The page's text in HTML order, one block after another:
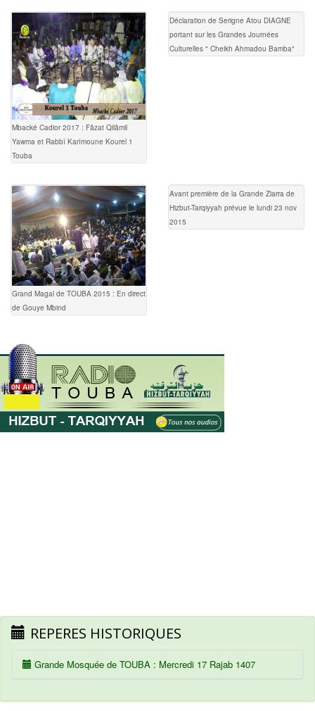
Mbacké Cadior 2017 : Fâzat Qilâmil
Yawma et Rabbî Karîmoune Kourel 1
Touba
Déclaration de Serigne Atou DIAGNE
portant sur les Grandes Journées
Culturelles " Cheikh Ahmadou Bamba"
Grand Magal de TOUBA 2015 : En direct
de Gouye Mbind
Avant première de la Grande Ziarra de
Hizbut-Tarqiyyah prévue le lundi 23 nov
2015
REPERES HISTORIQUES
Grande Mosquée de TOUBA : Mercredi 17 Rajab 1407